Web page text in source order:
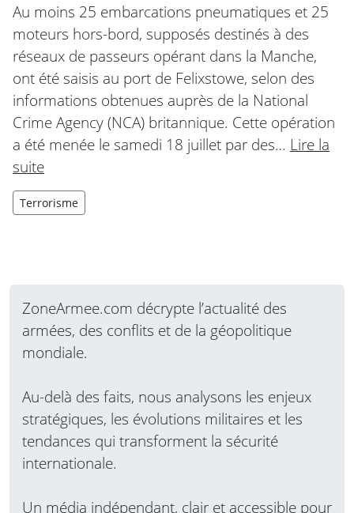
Au moins 25 embarcations pneumatiques et 25
moteurs hors-bord, supposés destinés à des
réseaux de passeurs opérant dans la Manche,
ont été saisis au port de Felixstowe, selon des
informations obtenues auprès de la National
Crime Agency (NCA) britannique. Cette opération
a été menée le samedi 18 juillet par des… Lire la
suite
Terrorisme
ZoneArmee.com décrypte l’actualité des
armées, des conflits et de la géopolitique
mondiale.
Au-delà des faits, nous analysons les enjeux
stratégiques, les évolutions militaires et les
tendances qui transforment la sécurité
internationale.
Un média indépendant, clair et accessible pour